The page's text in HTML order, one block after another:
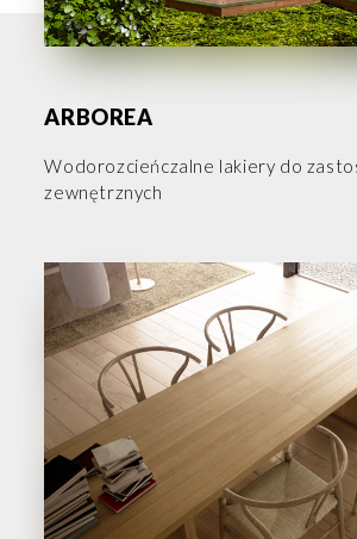
ARBOREA
Wodorozcieńczalne lakiery do
zewnętrznych